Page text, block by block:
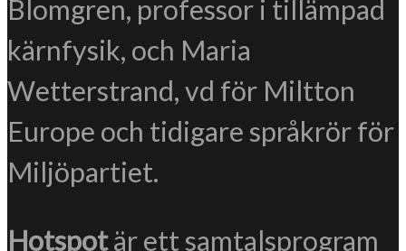
Blomgren, professor i tillämpad
kärnfysik, och Maria
Wetterstrand, vd för Miltton
Europe och tidigare språkrör för
Miljöpartiet.
Hotspotär ett samtalsprogram